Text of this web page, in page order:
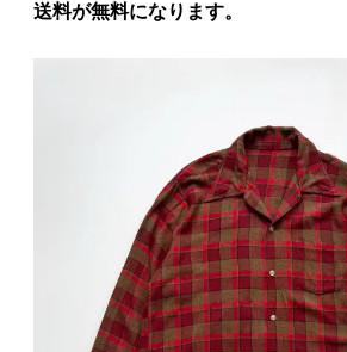
送料が無料になります。